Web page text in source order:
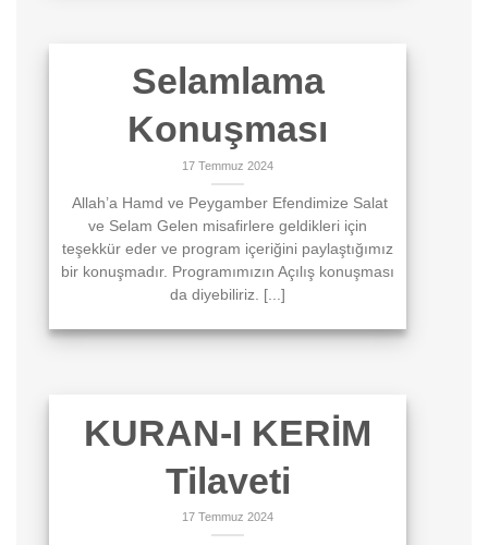
Selamlama
Konuşması
17 Temmuz 2024
Allah’a Hamd ve Peygamber Efendimize Salat
ve Selam Gelen misafirlere geldikleri için
teşekkür eder ve program içeriğini paylaştığımız
bir konuşmadır. Programımızın Açılış konuşması
da diyebiliriz. [...]
KURAN-I KERİM
Tilaveti
17 Temmuz 2024